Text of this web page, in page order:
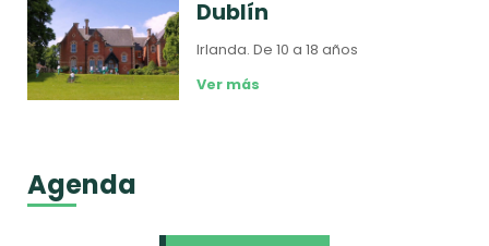
Dublín
Irlanda.De 10 a 18 años
Ver más
Agenda